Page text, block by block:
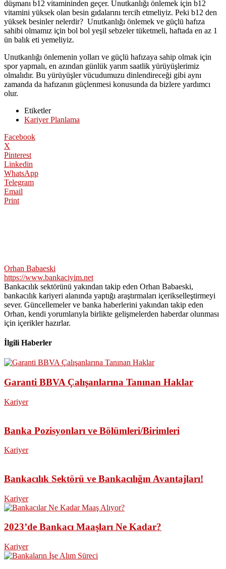
düşmanı b12 vitamininden geçer. Unutkanlığı önlemek için b12
vitamini yüksek olan besin gıdalarını tercih etmeliyiz. Peki b12 den
yüksek besinler nelerdir? Unutkanlığı önlemek ve güçlü hafıza
sahibi olmamız için bol bol yeşil sebzeler tüketmeli, haftada en az 1
ün balık eti yemeliyiz.
Unutkanlığı önlemenin yolları ve güçlü hafızaya sahip olmak için
spor yapmalı, en azından günlük yarım saatlik yürüyüşlerimiz
olmalıdır. Bu yürüyüşler vücudumuzu dinlendireceği gibi aynı
zamanda da hafızanın güçlenmesi konusunda da bizlere yardımcı
olur.
Etiketler
Kariyer Planlama
Facebook
X
Pinterest
Linkedin
WhatsApp
Telegram
Email
Print
Orhan Babaeski
https://www.bankaciyim.net
Bankacılık sektörünü yakından takip eden Orhan Babaeski,
bankacılık kariyeri alanında yaptığı araştırmaları içerikselleştirmeyi
sever. Güncellemeler ve banka haberlerini yakından takip eden
Orhan, kendi yorumlarıyla birlikte gelişmelerden haberdar olunması
için içerikler hazırlar.
İlgili Haberler
Garanti BBVA Çalışanlarına Tanınan Haklar
Kariyer
Banka Pozisyonları ve Bölümleri/Birimleri
Kariyer
Bankacılık Sektörü ve Bankacılığın Avantajları!
Kariyer
2023’de Bankacı Maaşları Ne Kadar?
Kariyer